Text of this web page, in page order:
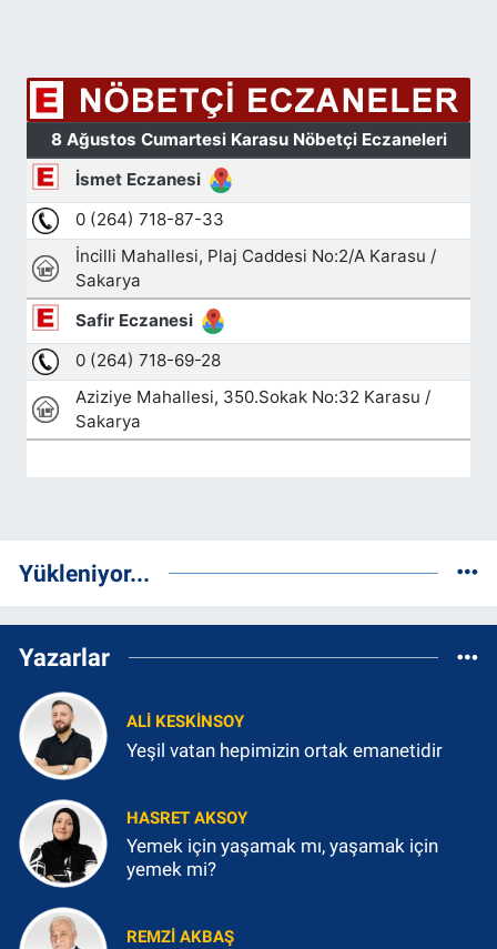
Yükleniyor...
Yazarlar
ALI KESKINSOY
Yeşil vatan hepimizin ortak emanetidir
HASRET AKSOY
Yemek için yaşamak mı, yaşamak için
yemek mi?
REMZI AKBAŞ